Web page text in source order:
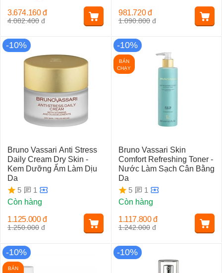
4.082.400 đ
3.674.160 đ
1.090.800 đ
981.720 đ
-10%
Bruno Vassari Anti Stress
Daily Cream Dry Skin -
Kem Dưỡng Ẩm Làm Dịu
Da
5
1
Còn hàng
1.250.000 đ
1.125.000 đ
-10%
BÁN
CHẠY
Bruno Vassari Skin
Comfort Refreshing Toner -
Nước Làm Sạch Cân Bằng
Da
5
1
Còn hàng
1.242.000 đ
1.117.800 đ
-10%
BÁN
-10%